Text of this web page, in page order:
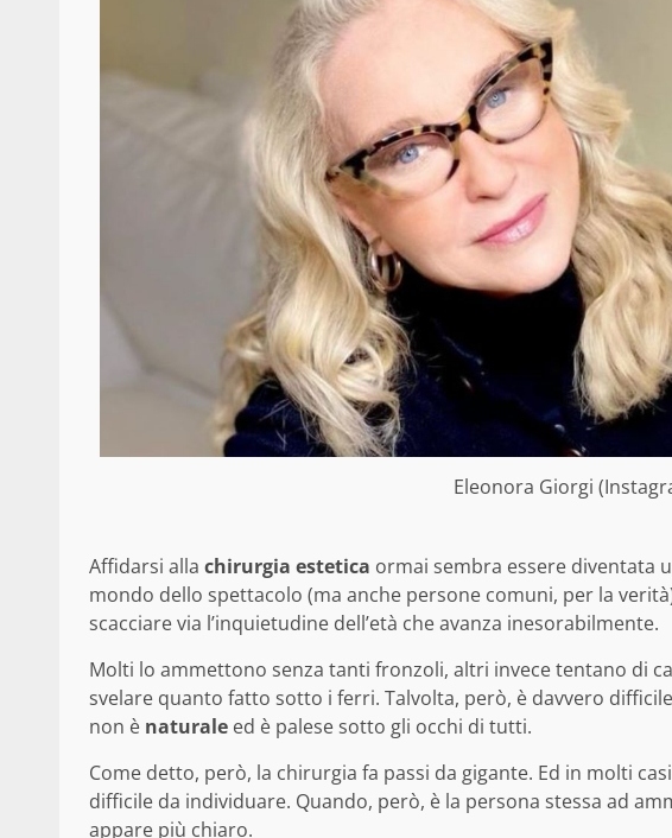
Eleonora Giorgi
Affidarsi alla chirurgia estetica ormai sembra essere diventata
mondo dello spettacolo (ma anche persone comuni, per la
scacciare via l’inquietudine dell’età che avanza inesorabilmente.
Molti lo ammettono senza tanti fronzoli, altri invece tentano di
svelare quanto fatto sotto i ferri. Talvolta, però, è davvero
non è naturale ed è palese sotto gli occhi di tutti.
Come detto, però, la chirurgia fa passi da gigante. Ed in molti
difficile da individuare. Quando, però, è la persona stessa ad
appare più chiaro.